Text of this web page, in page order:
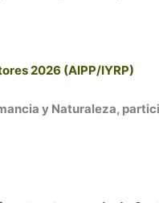
2026 (AIPP/IYRP)
y Naturaleza,